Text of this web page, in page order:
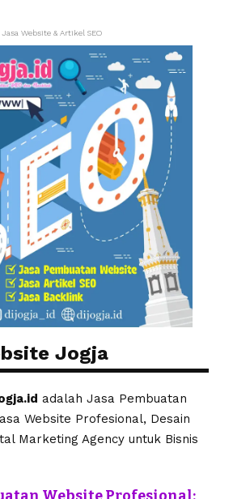
Jasa Website & Artikel SEO
Jogja
adalah Jasa Pembuatan
Website Profesional, Desain
Marketing Agency untuk Bisnis